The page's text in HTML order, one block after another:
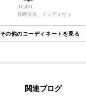
INDIVI
札幌大丸 インディヴィ
その他のコーディネートを見る
関連ブログ